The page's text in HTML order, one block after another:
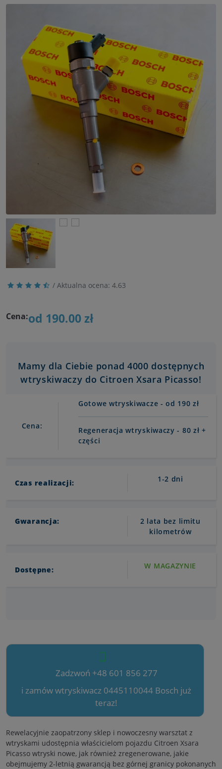
/ Aktualna ocena: 4.63
Cena:od 190.00 zł
Mamy dla Ciebie ponad 4000 dostępnych
wtryskiwaczy do Citroen Xsara Picasso!
Cena:
Gotowe wtryskiwacze - od 190 zł
Regeneracja wtryskiwaczy - 80 zł +
części
Czas realizacji: 1-2 dni
Gwarancja:
2 lata bez limitu
kilometrów
Dostępne: W MAGAZYNIE
Zadzwoń +48 601 856 277
i zamów wtryskiwacz 0445110044 Bosch już
teraz!
Rewelacyjnie zaopatrzony sklep i nowoczesny warsztat z
wtryskami udostępnia właścicielom pojazdu Citroen Xsara
Picasso wtryski nowe, jak również zregenerowane, jakie
obejmujemy 2-letnią gwarancją bez górnej granicy pokonanych